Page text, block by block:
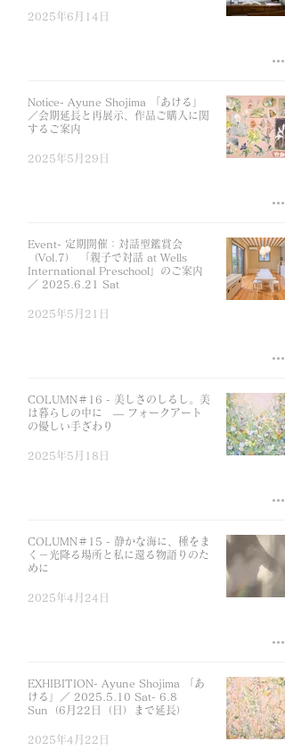
2025年6月14日
Notice- Ayune Shojima 「あける」
／会期延長と再展示、作品ご購入に関
するご案内
2025年5月29日
Event- 定期開催：対話型鑑賞会
（Vol.7） 「親子で対話 at Wells
International Preschool」のご案内
／ 2025.6.21 Sat
2025年5月21日
COLUMN＃16 - 美しさのしるし。美
は暮らしの中に — フォークアート
の優しい手ざわり
2025年5月18日
COLUMN＃15 - 静かな海に、種をま
く－光降る場所と私に還る物語りのた
めに
2025年4月24日
EXHIBITION- Ayune Shojima 「あ
ける」／ 2025.5.10 Sat- 6.8
Sun（6月22日（日）まで延長）
2025年4月22日